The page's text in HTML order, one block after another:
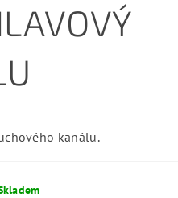
kanálu.